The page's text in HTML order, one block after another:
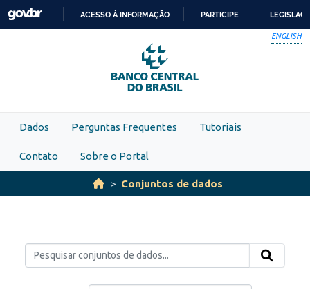
Skip to main content
PARA
O
CONTEÚDO
ACESSO À INFORMAÇÃO PARTICIPE
ENGLISH
Dados Perguntas Frequentes Tutoriais
Contato Sobre o Portal
Conjuntos de dados